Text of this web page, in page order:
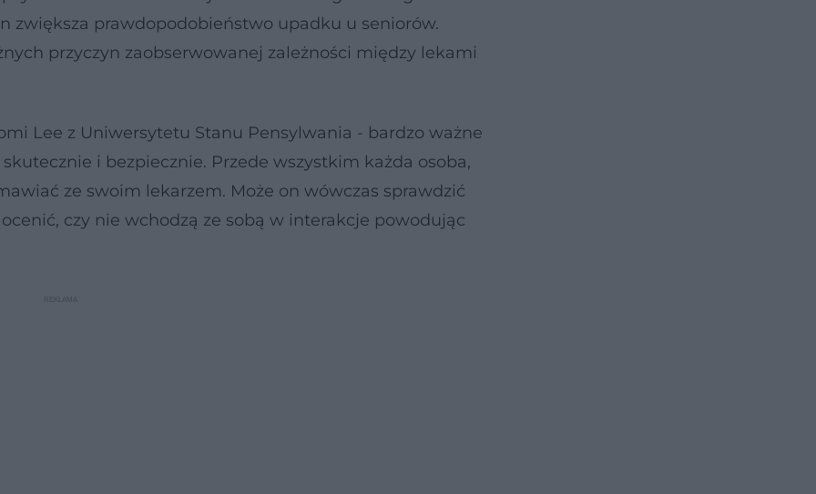
zwiększa prawdopodobieństwo upadku u seniorów.
przyczyn zaobserwowanej zależności między lekami
Lee z Uniwersytetu Stanu Pensylwania - bardzo ważne
i bezpiecznie. Przede wszystkim każda osoba,
ze swoim lekarzem. Może on wówczas sprawdzić
czy nie wchodzą ze sobą w interakcje powodując